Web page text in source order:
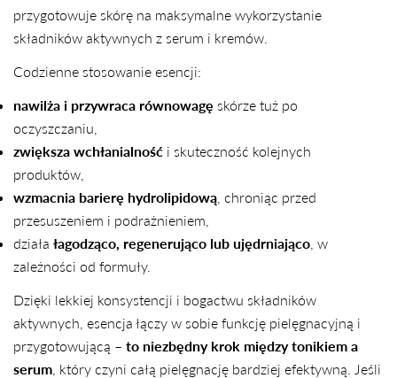
przygotowuje skórę na maksymalne wykorzystanie
składników aktywnych z serum i kremów.
Codzienne stosowanie esencji:
nawilża i przywraca równowagę skórze tuż po
oczyszczaniu,
zwiększa wchłanialność i skuteczność kolejnych
produktów,
wzmacnia barierę hydrolipidową , chroniąc przed
przesuszeniem i podrażnieniem,
działa łagodząco, regenerująco lub ujędrniająco , w
zależności od formuły.
Dzięki lekkiej konsystencji i bogactwu składników
aktywnych, esencja łączy w sobie funkcję pielęgnacyjną i
przygotowującą – to niezbędny krok między tonikiem a
serum , który czyni całą pielęgnację bardziej efektywną. Jeśli